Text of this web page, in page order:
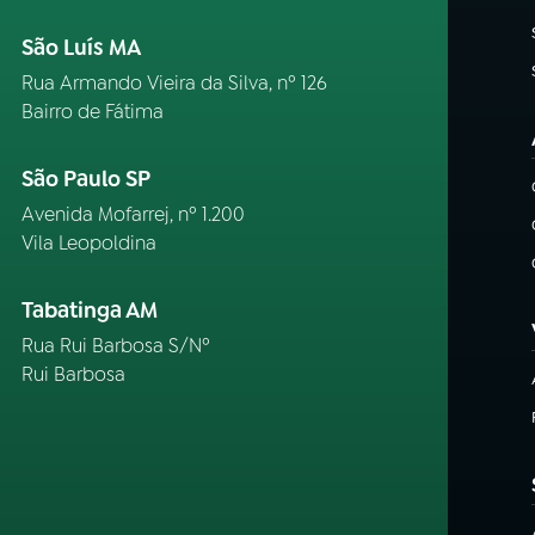
São Luís MA
Rua Armando Vieira da Silva, nº 126
Bairro de Fátima
São Paulo SP
Avenida Mofarrej, nº 1.200
Vila Leopoldina
Tabatinga AM
Rua Rui Barbosa S/Nº
Rui Barbosa